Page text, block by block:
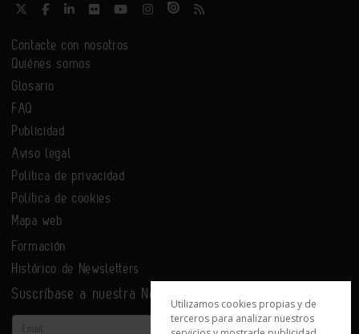
Contacte con nosotros
Quiénes somos
Glosario
FAQ
Publicidad
Aviso legal
Política de privacidad
Política de cookies
Mapa web
Formación
Histórico de Newsletters
Suscríbase a nuestra Newsletter
Email
Utilizamos cookies propias y de
terceros para analizar nuestros